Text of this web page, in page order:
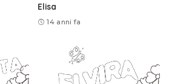
Elisa
14 anni fa